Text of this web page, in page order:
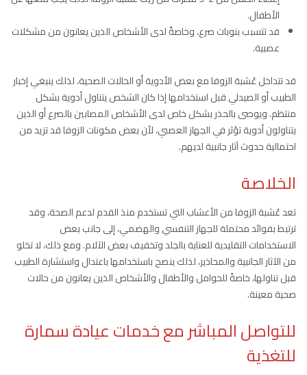
الأطفال.
قد تتسبب بنوبات صرع، وخاصةً لدى الأشخاص الذين يعانون من مشكلات
عصبية.
قد تتداخل عُشبة الزوفا مع بعض الأدوية أو الحالات الصحية، لذلك ينبغي إخبار
الطبيب أو الصيدلي قبل استخدامها إذا كان الشخص يتناول أدوية بشكل
منتظم. ويوصى بالحذر بشكل خاص لدى الأشخاص المصابين بالصرع أو الذين
يتناولون أدوية تؤثر في الجهاز العصبي، لأن بعض مكونات الزوفا قد تزيد من
احتمالية حدوث آثار جانبية لديهم.
الخلاصة
تعد عُشبة الزوفا من الأعشاب التي تستخدم منذ القدم لدعم الصحة، وقد
ترتبط بفوائد محتملة للجهاز التنفسي والهضمي، إلى جانب بعض
الاستخدامات التقليدية للعناية بالجلد وتخفيف بعض الآلام. ومع ذلك، لا تخلو
من الآثار الجانبية والمحاذير، لذلك ينصح باستخدامها باعتدال واستشارة الطبيب
قبل تناولها، خاصةً للحوامل والأطفال والأشخاص الذين يعانون من حالات
صحية معينة.
للتواصل المباشر مع خدمات عيادة سمارة
للتغذية